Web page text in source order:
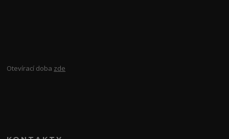
Otevírací doba zde